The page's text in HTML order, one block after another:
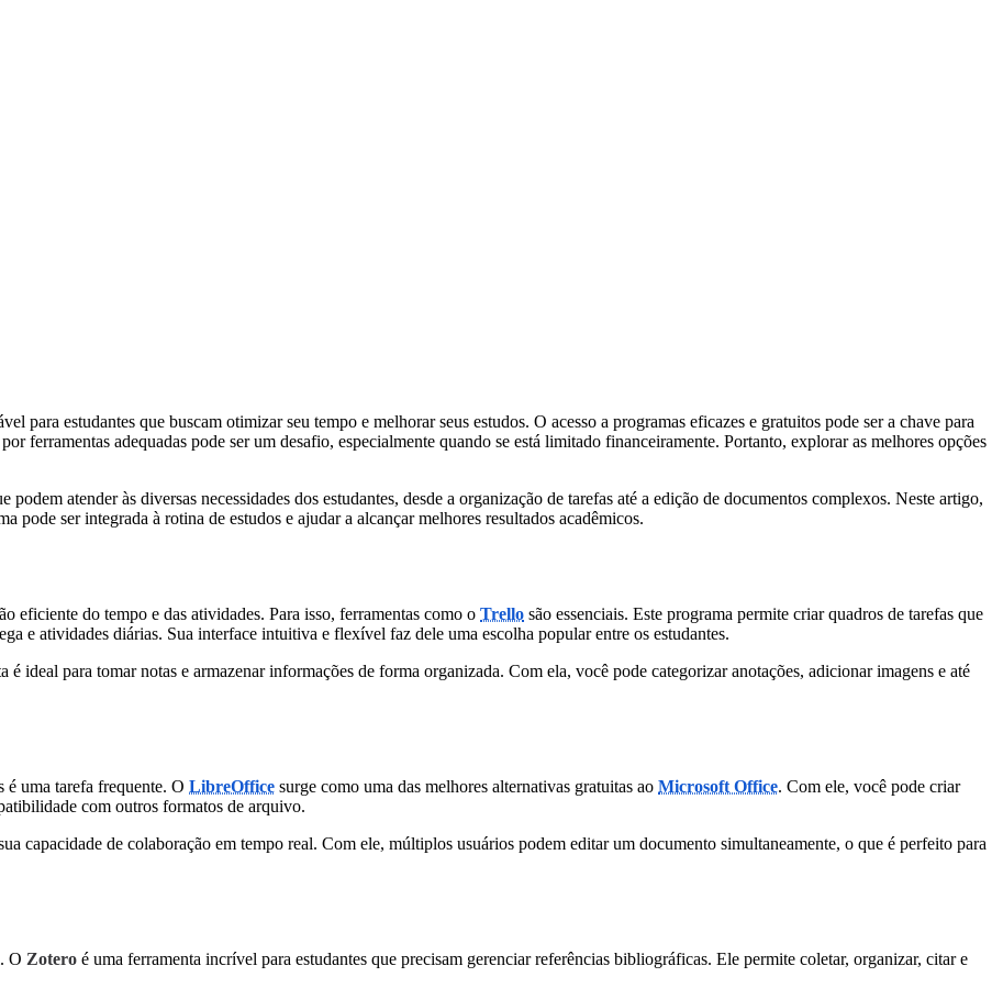
para estudantes que buscam otimizar seu tempo e melhorar seus estudos. O acesso a programas eficazes e gratuitos pode ser a chave para
ferramentas adequadas pode ser um desafio, especialmente quando se está limitado financeiramente. Portanto, explorar as melhores opções
atender às diversas necessidades dos estudantes, desde a organização de tarefas até a edição de documentos complexos. Neste artigo,
pode ser integrada à rotina de estudos e ajudar a alcançar melhores resultados acadêmicos.
eficiente do tempo e das atividades. Para isso, ferramentas como o Trello são essenciais. Este programa permite criar quadros de tarefas que
e atividades diárias. Sua interface intuitiva e flexível faz dele uma escolha popular entre os estudantes.
é ideal para tomar notas e armazenar informações de forma organizada. Com ela, você pode categorizar anotações, adicionar imagens e até
é uma tarefa frequente. O LibreOffice surge como uma das melhores alternativas gratuitas ao Microsoft Office. Com ele, você pode criar
com outros formatos de arquivo.
capacidade de colaboração em tempo real. Com ele, múltiplos usuários podem editar um documento simultaneamente, o que é perfeito para
O Zotero é uma ferramenta incrível para estudantes que precisam gerenciar referências bibliográficas. Ele permite coletar, organizar, citar e